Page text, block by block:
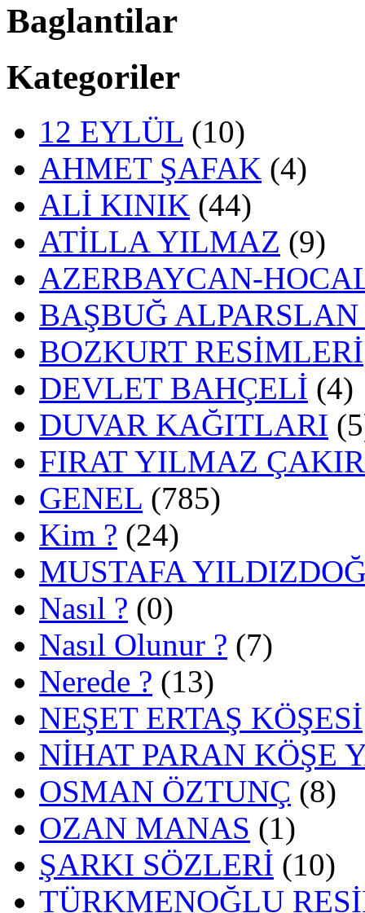
Baglantilar
Kategoriler
12 EYLÜL (10)
AHMET ŞAFAK (4)
ALİ KINIK (44)
ATİLLA YILMAZ (9)
AZERBAYCAN-
BAŞBUĞ
BOZKURT RESİMLERİ
DEVLET BAHÇELİ (4)
DUVAR KAĞITLARI
FIRAT YILMAZ
GENEL (785)
Kim ? (24)
MUSTAFA
Nasıl ? (0)
Nasıl Olunur ? (7)
Nerede ? (13)
NEŞET ERTAŞ KÖŞESİ
NİHAT PARAN KÖŞE
OSMAN ÖZTUNÇ (8)
OZAN MANAS (1)
ŞARKI SÖZLERİ (10)
TÜRKMENOĞLU